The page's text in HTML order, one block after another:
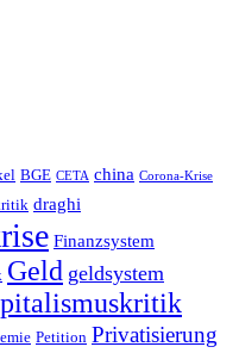
BGE CETA china Corona-Krise
draghi
Finanzsystem
Geld geldsystem
Petition Privatisierung